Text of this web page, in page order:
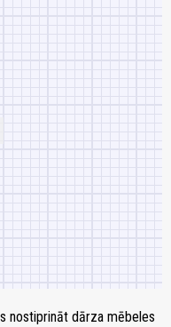
nostiprināt dārza mēbeles